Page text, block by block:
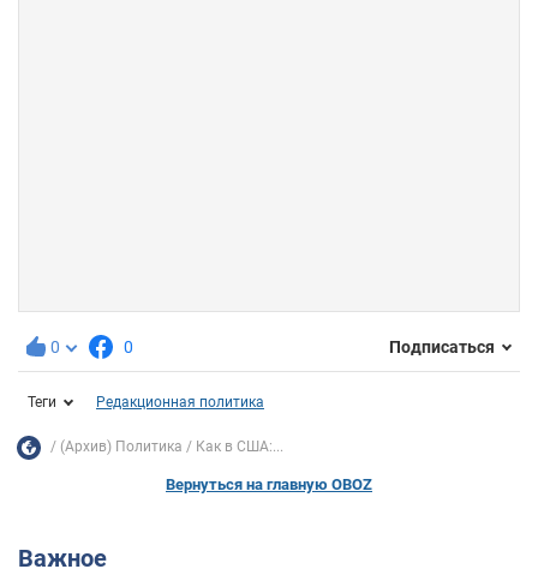
0 0 Подписаться
Теги Редакционная политика
(Архив) Политика Как в США:...
Вернуться на главную OBOZ
Важное